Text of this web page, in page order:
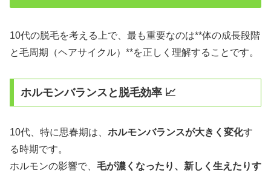
10代の脱毛を考える上で、最も重要なのは**体の成長段階
と毛周期（ヘアサイクル）**を正しく理解することです。
ホルモンバランスと脱毛効率 📈
10代、特に思春期は、 ホルモンバランスが大きく変化す
る時期です。
ホルモンの影響で、 毛が濃くなったり、新しく生えたりす